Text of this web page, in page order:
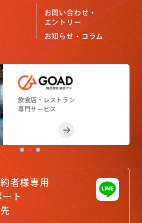
お問い合わせ・
エントリー
お知らせ・コラム
小売店舗
専門サービス
フィットネスジム
専門サービス
飲食店・レストラン
専門サービス
小売店舗
専門サービス
フィットネスジム
専門サービス
者様専用
ート